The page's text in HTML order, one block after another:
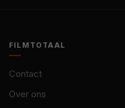
FILMTOTAAL
Contact
Over ons